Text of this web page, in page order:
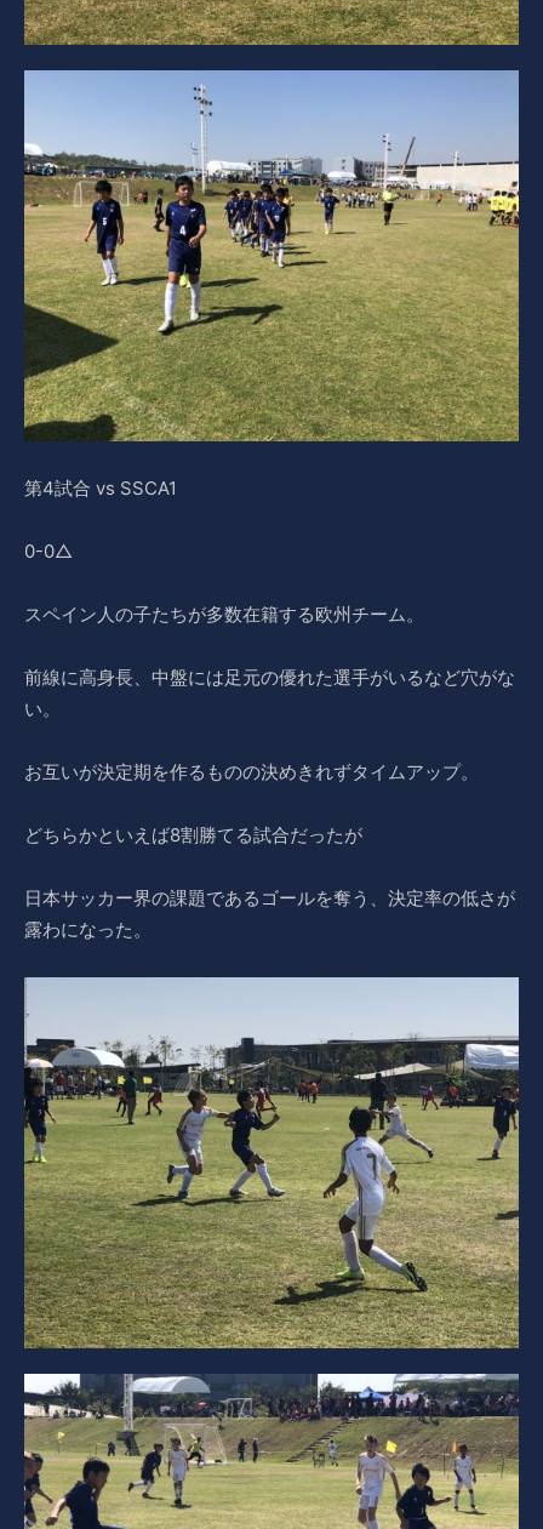
第4試合 vs SSCA1
0-0△
スペイン人の子たちが多数在籍する欧州チーム。
前線に高身長、中盤には足元の優れた選手がいるなど穴がな
い。
お互いが決定期を作るものの決めきれずタイムアップ。
どちらかといえば8割勝てる試合だったが
日本サッカー界の課題であるゴールを奪う、決定率の低さが
露わになった。